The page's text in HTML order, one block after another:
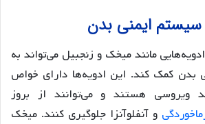
ایمنی بدن
مانند میخک و زنجبیل می‌تواند به
بدن کمک کند. این ادویه‌ها دارای خواص
ویروسی هستند و می‌توانند از بروز
و آنفلوآنزا جلوگیری کنند. میخک